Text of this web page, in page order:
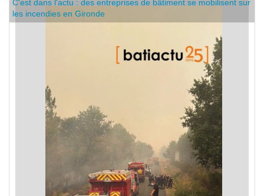
C'est dans l'actu : des entreprises de bâtiment se mobilisent sur
les incendies en Gironde